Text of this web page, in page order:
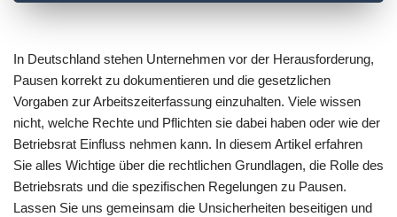
In Deutschland stehen Unternehmen vor der Herausforderung,
Pausen korrekt zu dokumentieren und die gesetzlichen
Vorgaben zur Arbeitszeiterfassung einzuhalten. Viele wissen
nicht, welche Rechte und Pflichten sie dabei haben oder wie der
Betriebsrat Einfluss nehmen kann. In diesem Artikel erfahren
Sie alles Wichtige über die rechtlichen Grundlagen, die Rolle des
Betriebsrats und die spezifischen Regelungen zu Pausen.
Lassen Sie uns gemeinsam die Unsicherheiten beseitigen und